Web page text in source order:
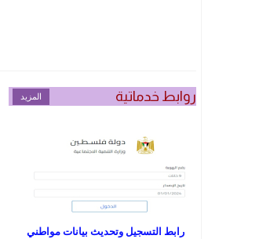
روابط خدماتية المزيد
رابط التسجيل وتحديث بيانات مواطني